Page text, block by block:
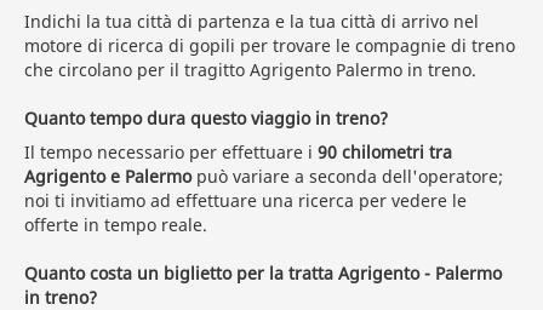
Indichi la tua città di partenza e la tua città di arrivo nel
motore di ricerca di gopili per trovare le compagnie di treno
che circolano per il tragitto Agrigento Palermo in treno.
Quanto tempo dura questo viaggio in treno?
Il tempo necessario per effettuare i 90 chilometri tra
Agrigento e Palermopuò variare a seconda dell'operatore;
noi ti invitiamo ad effettuare una ricerca per vedere le
offerte in tempo reale.
Quanto costa un biglietto per la tratta Agrigento - Palermo
in treno?